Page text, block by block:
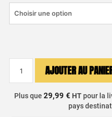
Nord
AJOUTER AU
Plus que 29,99 € HTpour la
pays